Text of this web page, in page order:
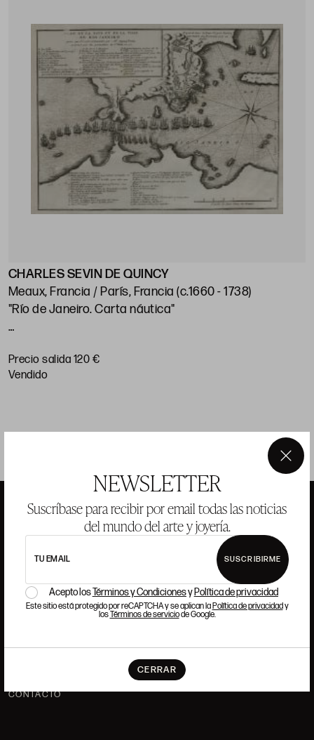
NEWSLETTER
Suscríbase para recibir por email todas las noticias
del mundo del arte y joyería.
TU EMAIL SUSCRIBIRME
Acepto losTérminos y Condicionesy Política de privacidad
Este sitio está protegido por reCAPTCHA y se aplican laPolítica de privacidady
losTérminos de serviciode Google.
CERRAR
×
CHARLES SEVIN DE QUINCY
Meaux, Francia / París, Francia (c.1660 - 1738)
"Río de Janeiro. Carta náutica"
Precio salida 120 €
vendido
ANSORENA
HISTORIA
ANSORENA
EQUIPO
SUBASTAS
VALORACIONES
CONTACTO